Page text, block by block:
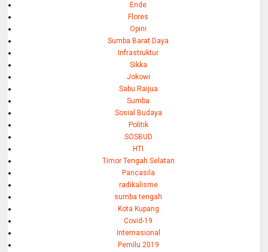
Ende
Flores
Opini
Sumba Barat Daya
Infrastruktur
Sikka
Jokowi
Sabu Raijua
Sumba
Sosial Budaya
Politik
SOSBUD
HTI
Timor Tengah Selatan
Pancasila
radikalisme
sumba tengah
Kota Kupang
Covid-19
Internasional
Pemilu 2019